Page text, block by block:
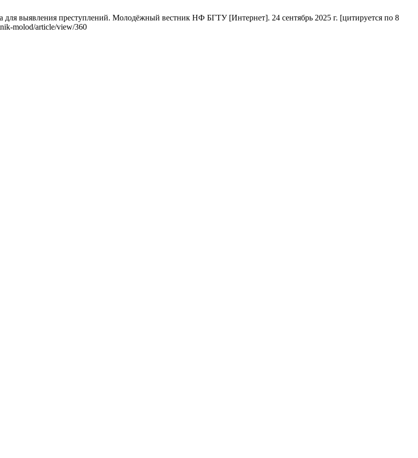
выявления преступлений. Молодёжный вестник НФ БГТУ [Интернет]. 24 сентябрь 2025 г. [цитируется по 8
molod/article/view/360